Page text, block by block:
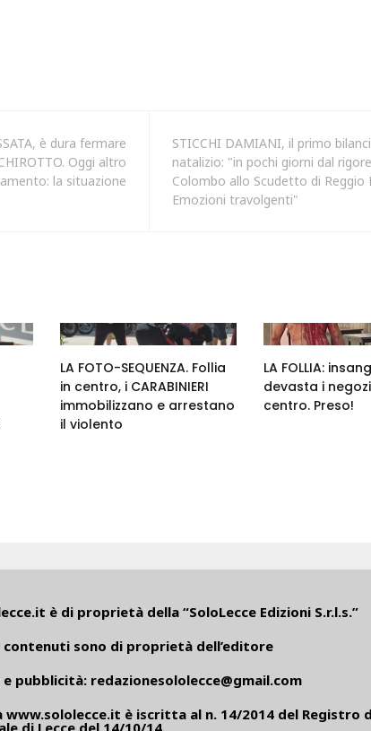
è dura fermare
Oggi altro
la situazione
STICCHI DAMIANI, il primo
natalizio: "in pochi giorni dal
Colombo allo Scudetto di Reggio
Emozioni travolgenti"
LA FOTO-SEQUENZA. Follia
in centro, i CARABINIERI
immobilizzano e arrestano
il violento
LA FOLLIA:
devasta i
centro. Preso!
è di proprietà della “SoloLecce Edizioni S.r.l.s.”
contenuti sono di proprietà dell’editore
e pubblicità: redazionesololecce@gmail.com
www.sololecce.it è iscritta al n. 14/2014 del Registro